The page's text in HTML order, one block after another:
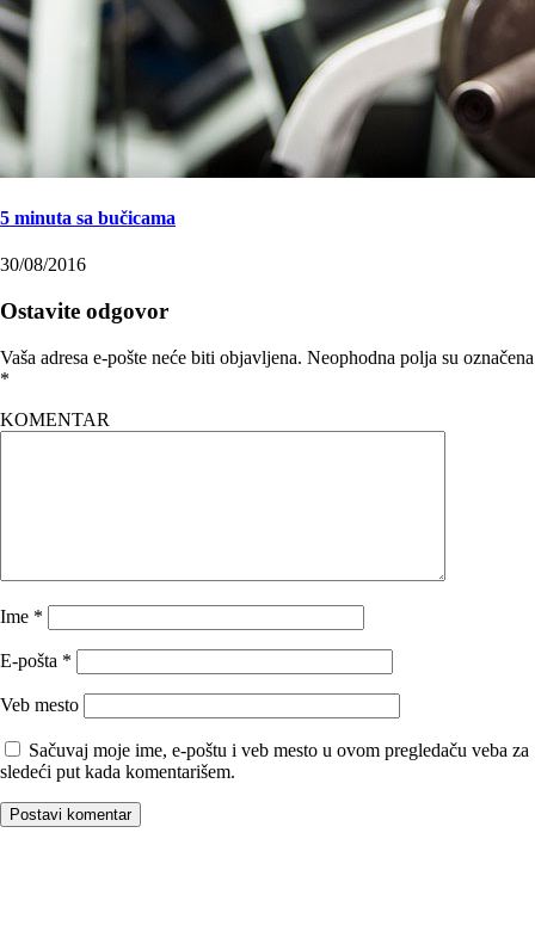
5 minuta sa bučicama
30/08/2016
Ostavite odgovor
Vaša adresa e-pošte neće biti objavljena. Neophodna polja su označena
*
KOMENTAR
Ime *
E-pošta *
Veb mesto
Sačuvaj moje ime, e-poštu i veb mesto u ovom pregledaču veba za
sledeći put kada komentarišem.